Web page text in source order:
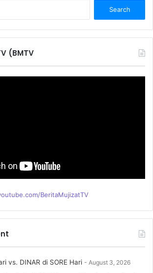
r
f
o
(BMTV
BeritaMujizatTV
vs. DINAR di SORE Hari August 3, 2026